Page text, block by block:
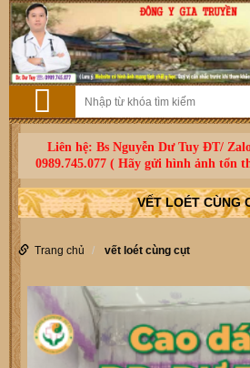
Liên hệ: Bs Nguyễn Dư Tuy ĐT/
0989.745.077 ( Hãy gửi hình ảnh tổn
VẾT LOÉT CÙNG
Trang chủ vết loét cùng cụt